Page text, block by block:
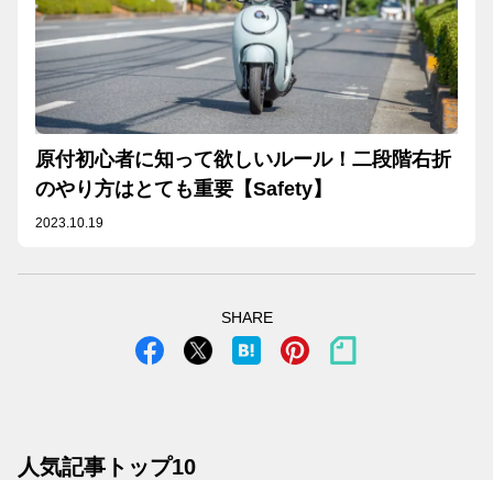
原付初心者に知って欲しいルール！二段階右折
のやり方はとても重要【Safety】
2023.10.19
SHARE
人気記事トップ10